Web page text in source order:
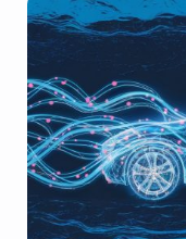
It